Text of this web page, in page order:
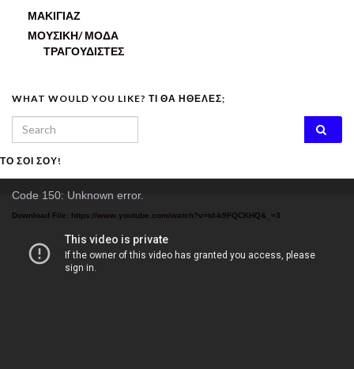
ΜΑΚΙΓΙΑΖ
ΜΟΥΣΙΚΗ/ ΜΟΔΑ
ΤΡΑΓΟΥΔΙΣΤΕΣ
WHAT WOULD YOU LIKE? ΤΙ ΘΑ ΗΘΕΛΕΣ;
Search for:
ΤΟ ΣΟΙ ΣΟΥ!
Code 150: Unknown error.
Download File: https://www.youtube.com/watch?v=td-k9FQCKHQ&_=3